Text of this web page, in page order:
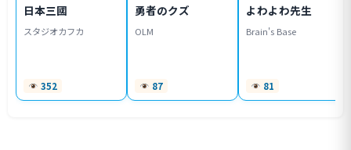
日本三國
スタジオカフカ
352
勇者のクズ
OLM
87
よわよわ先生
Brain's Base
81